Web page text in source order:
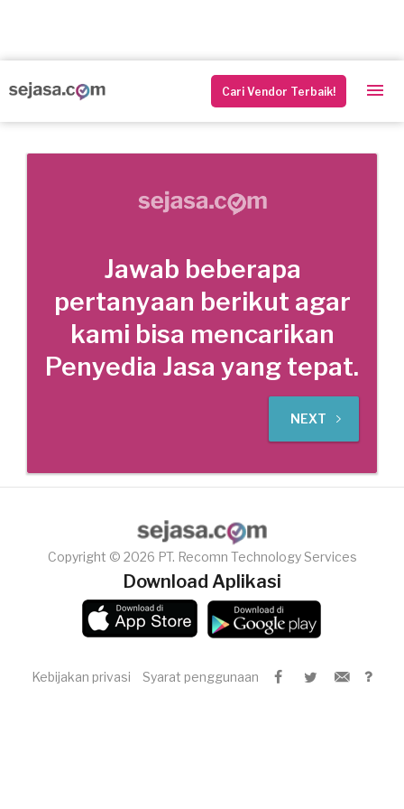
Cari Vendor Terbaik!
Jawab beberapa
pertanyaan berikut agar
kami bisa mencarikan
Penyedia Jasa yang tepat.
NEXT
Copyright © 2026 PT. Recomn Technology Services
Download Aplikasi
Kebijakan privasi Syarat penggunaan